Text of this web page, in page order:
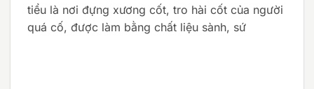
tiểu là nơi đựng xương cốt, tro hài cốt của người
quá cố, được làm bằng chất liệu sành, sứ